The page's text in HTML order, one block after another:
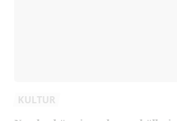
KULTUR